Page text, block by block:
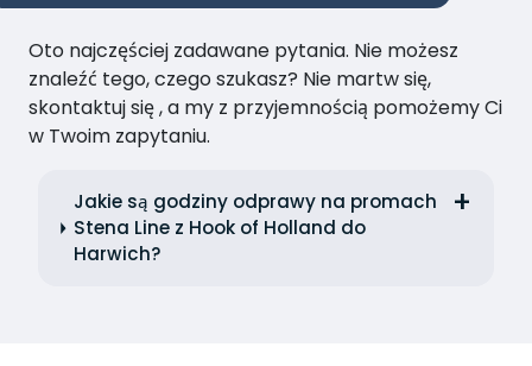
Oto najczęściej zadawane pytania. Nie możesz
znaleźć tego, czego szukasz? Nie martw się,
skontaktuj się , a my z przyjemnością pomożemy Ci
w Twoim zapytaniu.
Jakie są godziny odprawy na promach
Stena Line z Hook of Holland do
Harwich?